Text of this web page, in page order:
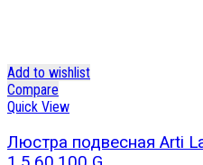
Add to wishlist
Compare
Quick View
Люстра подвесная Arti